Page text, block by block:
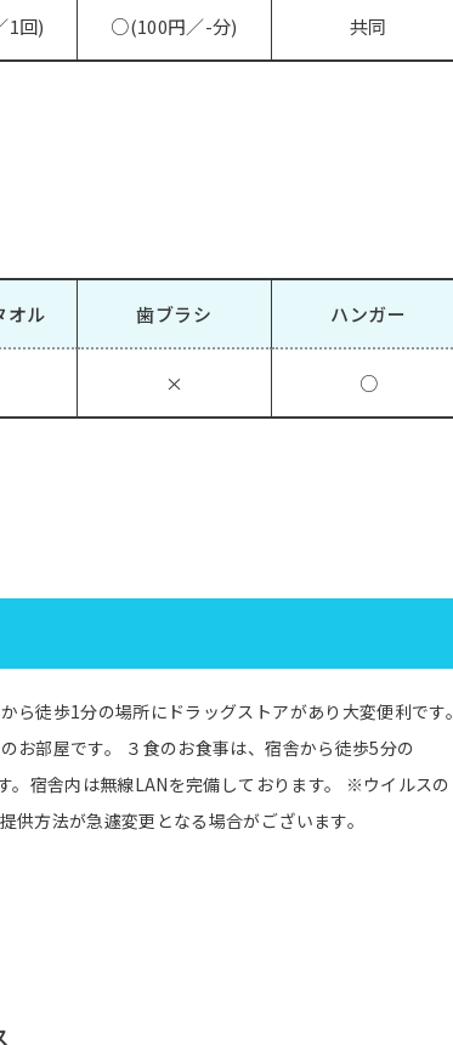
1回) ○(100円／-分) 共同
オル 歯ブラシ
×
ハンガー
○
ら徒歩1分の場所にドラッグストアがあり大変便利です。
お部屋です。 ３食のお食事は、宿舎から徒歩5分の
。宿舎内は無線LANを完備しております。 ※ウイルスの
供方法が急遽変更となる場合がございます。